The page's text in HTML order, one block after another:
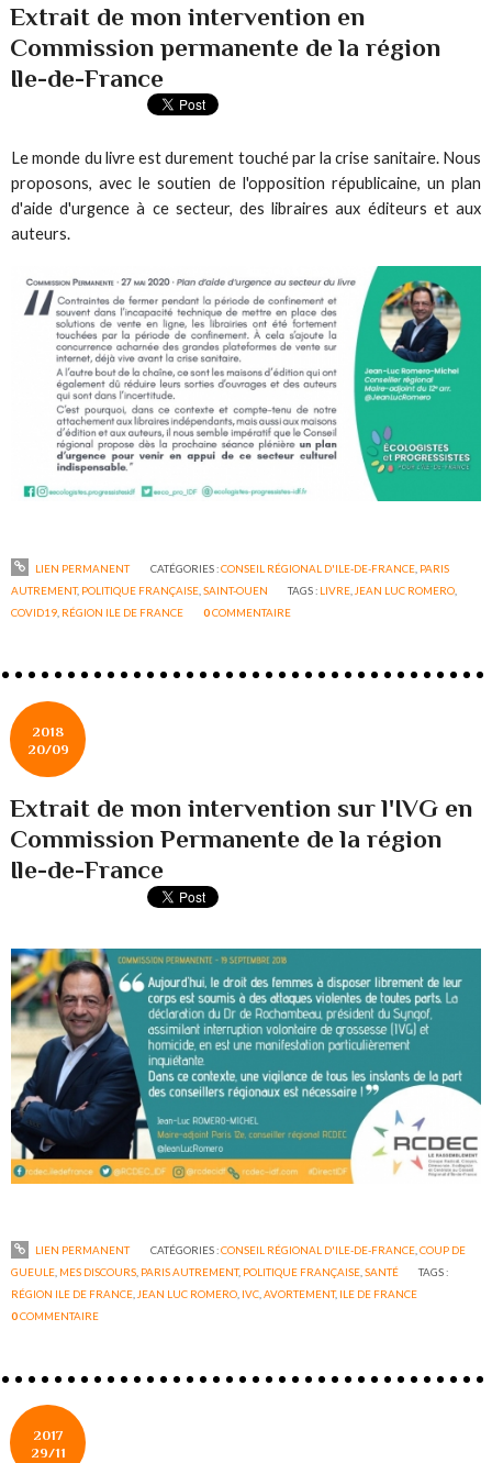
Extrait de mon intervention en
Commission permanente de la région
Ile-de-France
Le monde du livre est durement touché par la crise sanitaire. Nous
proposons, avec le soutien de l'opposition républicaine, un plan
d'aide d'urgence à ce secteur, des libraires aux éditeurs et aux
auteurs.
LIEN PERMANENT CATÉGORIES :CONSEIL RÉGIONAL D'ILE-DE-FRANCE, PARIS
AUTREMENT, POLITIQUE FRANÇAISE ,SAINT-OUEN TAGS : LIVRE JEAN LUC ROMERO
COVID19 RÉGION ILE DE FRANCE 0COMMENTAIRE
2018
20/09
Extrait de mon intervention sur l'IVG en
Commission Permanente de la région
Ile-de-France
LIEN PERMANENT CATÉGORIES :CONSEIL RÉGIONAL D'ILE-DE-FRANCE,COUP DE
GUEULE, MES DISCOURS, PARIS AUTREMENT, POLITIQUE FRANÇAISE,SANTÉ
TAGS :
RÉGION ILE DE FRANCE,JEAN LUC ROMERO, IVC,AVORTEMENT, ILE DE FRANCE
0COMMENTAIRE
2017
29/11